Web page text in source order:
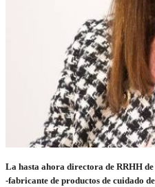
La hasta ahora directora de RRHH
-fabricante de productos de cuidado